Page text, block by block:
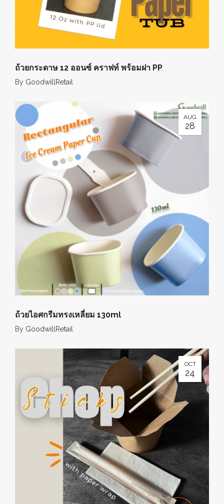
ถ้วยกระดาษ 12 ออนซ์ คราฟท์ พร้อมฝา PP
By GoodwillRetail
AUG
28
ถ้วยไอศกรีมทรงเหลี่ยม 130ml
By GoodwillRetail
OCT
24